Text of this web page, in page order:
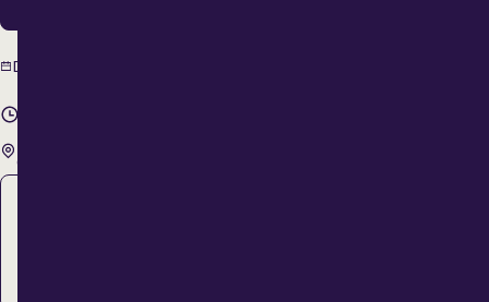
Dimanche
Groulx